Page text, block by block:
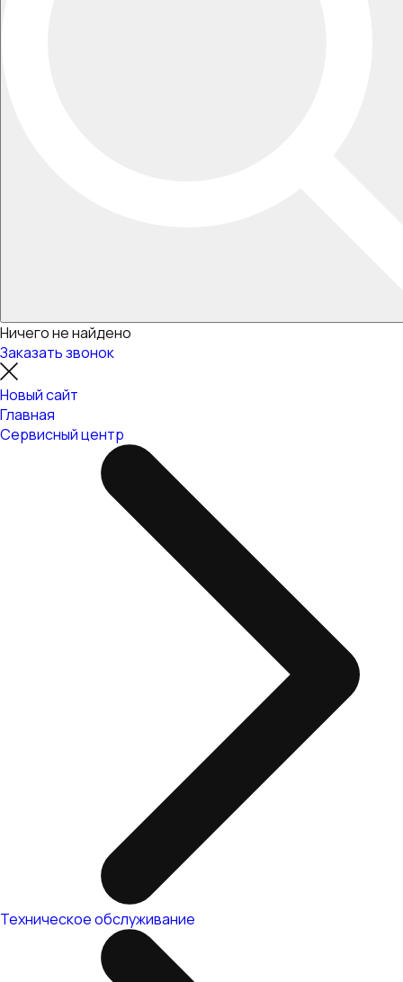
Ничего не найдено
Заказать звонок
Новый сайт
Главная
Сервисный центр
Техническое обслуживание